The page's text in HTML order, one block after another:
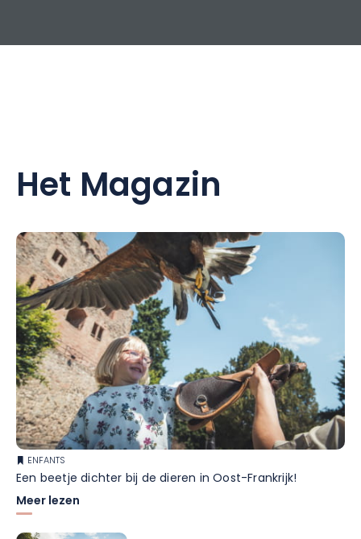
Het Magazin
ENFANTS
Een beetje dichter bij de dieren in Oost-Frankrijk!
Meer lezen